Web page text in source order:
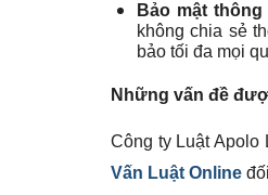
Bảo mật
không chia sẻ
bảo tối đa mọi
Những vấn đề
Công ty Luật Apolo
Vấn Luật Online